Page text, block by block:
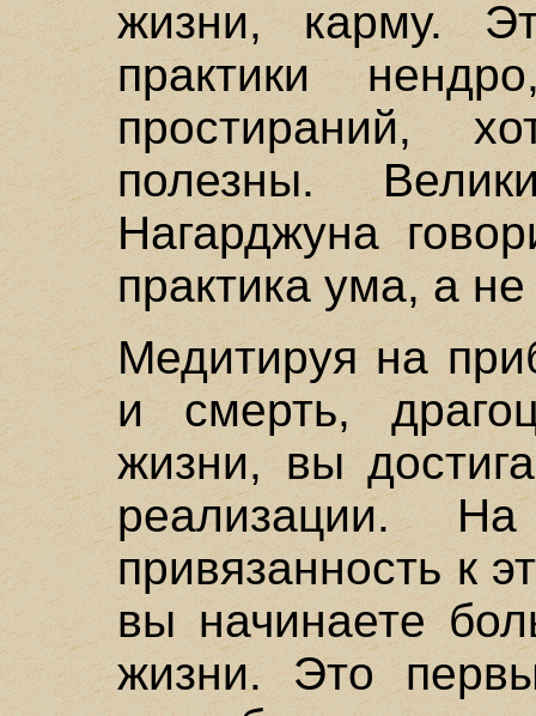
жизни, карму.
практики
простираний,
полезны.
Нагарджуна
практика ума, а
Медитируя на
и смерть,
жизни, вы
реализации.
привязанность к
вы начинаете
жизни. Это